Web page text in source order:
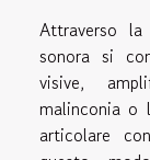
Attraverso
sonora si
visive,
malinconia o
articolare